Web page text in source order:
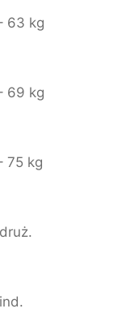
63 kg
69 kg
75 kg